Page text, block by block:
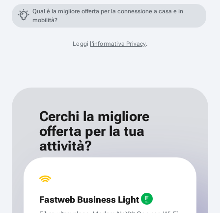
Qual è la migliore offerta per la connessione a casa e in
mobilità?
Leggi l'informativa Privacy.
Cerchi la migliore
offerta per la tua
attività?
Fastweb Business Light